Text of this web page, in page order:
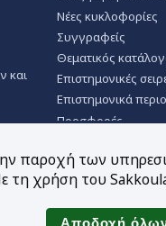
και
Νέες κυκλοφορίες
Συγγραφείς
Θεματικός
Επιστημονικές
Επιστημονικά
Προσφορές
παροχή των
τη χρήση του